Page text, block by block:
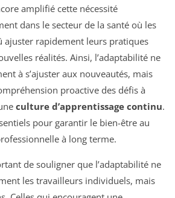
amplifié cette nécessité
dans le secteur de la santé où les
ajuster rapidement leurs pratiques
réalités. Ainsi, l’adaptabilité ne
à s’ajuster aux nouveautés, mais
proactive des défis à
culture d’apprentissage continu.
pour garantir le bien-être au
à long terme.
de souligner que l’adaptabilité ne
les travailleurs individuels, mais